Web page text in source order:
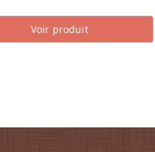
Voir produit